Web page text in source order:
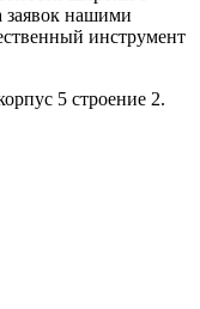
заявок нашими
инструмент
5 строение 2.